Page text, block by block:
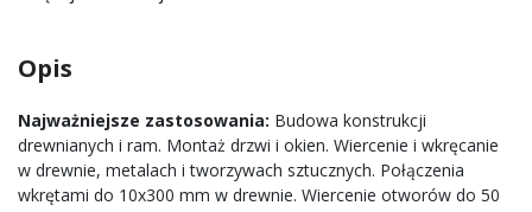
Opis
Najważniejsze zastosowania: Budowa konstrukcji
drewnianych i ram. Montaż drzwi i okien. Wiercenie i wkręcanie
w drewnie, metalach i tworzywach sztucznych. Połączenia
wkrętami do 10x300 mm w drewnie. Wiercenie otworów do 50